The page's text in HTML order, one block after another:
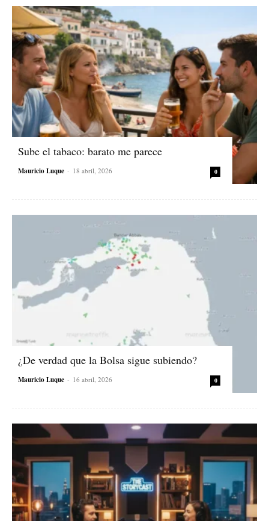
Sube el tabaco: barato me parece
Mauricio Luque - 18 abril, 2026 0
¿De verdad que la Bolsa sigue subiendo?
Mauricio Luque - 16 abril, 2026 0